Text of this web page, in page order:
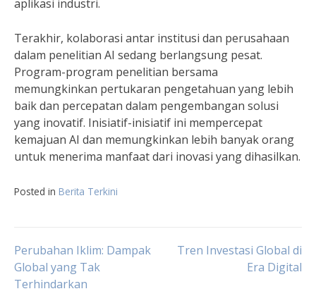
aplikasi industri.
Terakhir, kolaborasi antar institusi dan perusahaan
dalam penelitian AI sedang berlangsung pesat.
Program-program penelitian bersama
memungkinkan pertukaran pengetahuan yang lebih
baik dan percepatan dalam pengembangan solusi
yang inovatif. Inisiatif-inisiatif ini mempercepat
kemajuan AI dan memungkinkan lebih banyak orang
untuk menerima manfaat dari inovasi yang dihasilkan.
Posted in Berita Terkini
Post
Perubahan Iklim: Dampak
Global yang Tak
Terhindarkan
Tren Investasi Global di
Era Digital